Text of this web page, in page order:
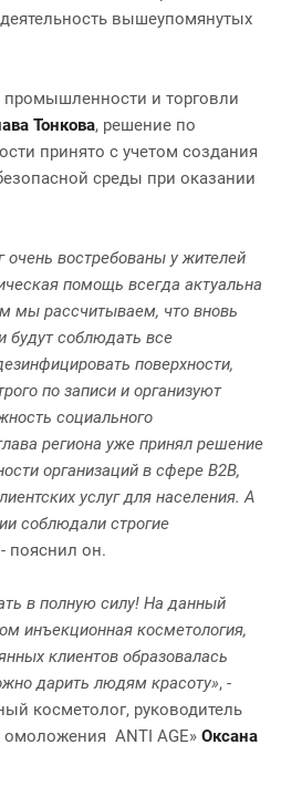
вышеупомянутых
и торговли
Тонкова, решение по
принято с учетом создания
среды при оказании
востребованы у жителей
помощь всегда актуальна
мы рассчитываем, что вновь
будут соблюдать все
поверхности,
по записи и организуют
социального
региона уже принял решение
организаций в сфере B2B,
услуг для населения. А
соблюдали строгие
- пояснил он.
в полную силу! На данный
инъекционная косметология,
клиентов образовалась
дарить людям красоту», -
косметолог, руководитель
омоложения ANTI AGE» Оксана